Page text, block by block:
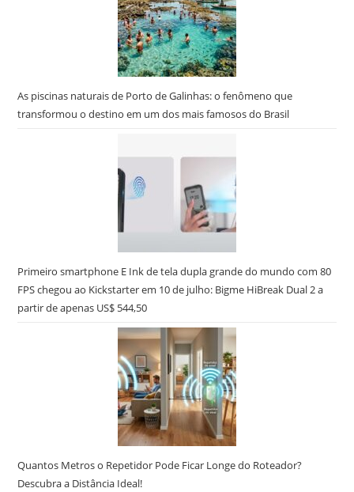
As piscinas naturais de Porto de Galinhas: o fenômeno que
transformou o destino em um dos mais famosos do Brasil
Primeiro smartphone E Ink de tela dupla grande do mundo com 80
FPS chegou ao Kickstarter em 10 de julho: Bigme HiBreak Dual 2 a
partir de apenas US$ 544,50
Quantos Metros o Repetidor Pode Ficar Longe do Roteador?
Descubra a Distância Ideal!